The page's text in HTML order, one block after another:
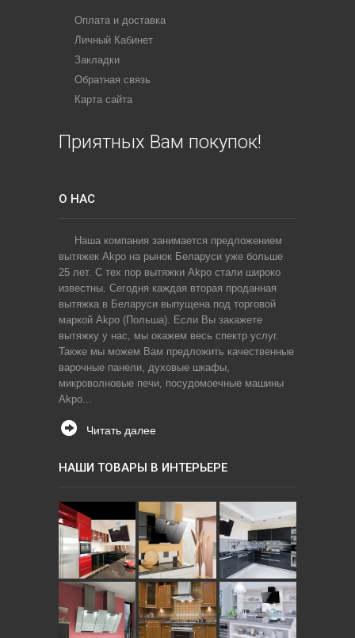
Оплата и доставка
Личный Кабинет
Закладки
Обратная связь
Карта сайта
Приятных Вам покупок!
О НАС
Наша компания занимается предложением
вытяжек Akpo на рынок Беларуси уже больше
25 лет. С тех пор вытяжки Akpo стали широко
известны. Сегодня каждая вторая проданная
вытяжка в Беларуси выпущена под торговой
маркой Akpo (Польша). Если Вы закажете
вытяжку у нас, мы окажем весь спектр услуг.
Также мы можем Вам предложить качественные
варочные панели, духовые шкафы,
микроволновые печи, посудомоечные машины
Akpo...
Читать далее
НАШИ ТОВАРЫ В ИНТЕРЬЕРЕ